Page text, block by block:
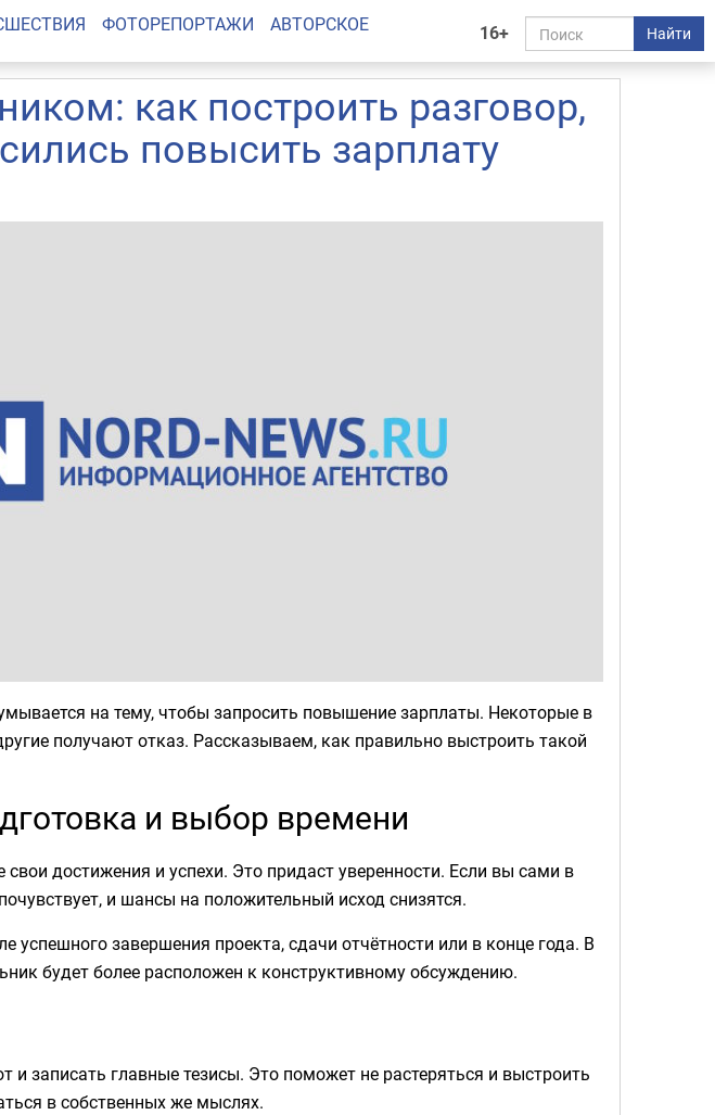
16+ Найти
ФОТОРЕПОРТАЖИ АВТОРСКОЕ
как построить разговор,
повысить зарплату
на тему, чтобы запросить повышение зарплаты. Некоторые в
получают отказ. Рассказываем, как правильно выстроить такой
и выбор времени
достижения и успехи. Это придаст уверенности. Если вы сами в
и шансы на положительный исход снизятся.
успешного завершения проекта, сдачи отчётности или в конце года. В
будет более расположен к конструктивному обсуждению.
и записать главные тезисы. Это поможет не растеряться и выстроить
в собственных же мыслях.